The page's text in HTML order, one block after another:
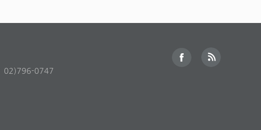
02)796-0747